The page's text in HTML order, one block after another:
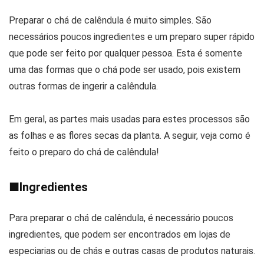
Preparar o chá de calêndula é muito simples. São
necessários poucos ingredientes e um preparo super rápido
que pode ser feito por qualquer pessoa. Esta é somente
uma das formas que o chá pode ser usado, pois existem
outras formas de ingerir a calêndula.
Em geral, as partes mais usadas para estes processos são
as folhas e as flores secas da planta. A seguir, veja como é
feito o preparo do chá de calêndula!
■Ingredientes
Para preparar o chá de calêndula, é necessário poucos
ingredientes, que podem ser encontrados em lojas de
especiarias ou de chás e outras casas de produtos naturais.